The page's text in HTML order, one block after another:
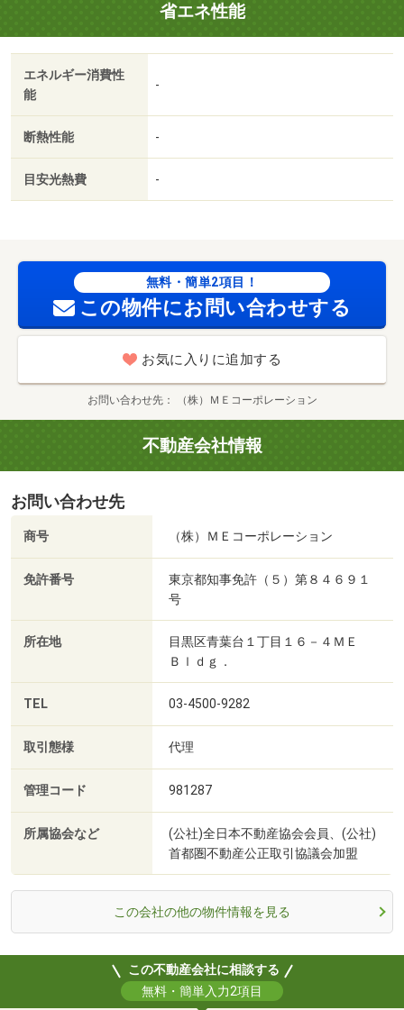
場：有（３，３００円／月）・駐輪場：有（無料）
省エネ性能
エネルギー消費性
能
-
断熱性能 -
目安光熱費 -
無料・簡単2項目！
この物件にお問い合わせする
お気に入りに追加する
お問い合わせ先 （株）ＭＥコーポレーション
不動産会社情報
お問い合わせ先
商号 （株）ＭＥコーポレーション
免許番号
東京都知事免許（５）第８４６９１
号
所在地
目黒区青葉台１丁目１６－４ＭＥ
Ｂｌｄｇ．
TEL 03-4500-9282
取引態様 代理
管理コード 981287
所属協会など
(公社)全日本不動産協会会員、(公社)
首都圏不動産公正取引協議会加盟
この会社の他の物件情報を見る
この不動産会社に相談する
無料・簡単入力2項目